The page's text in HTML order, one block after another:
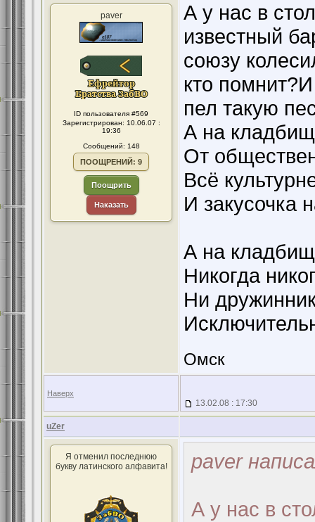
paver
ID пользователя #569
Зарегистрирован: 10.06.07 :
19:36
Сообщений: 148
ПООЩРЕНИЙ: 9
Поощрить
Наказать
А у нас в
известный
союзу
кто
пел такую
А на
От
Всё
И закусочка
А на
Никогда
Ни
Омск
Наверх
13.02.08 : 17:30
uZer
Я отменил последнюю
букву латинского алфавита!
paver
А у нас в